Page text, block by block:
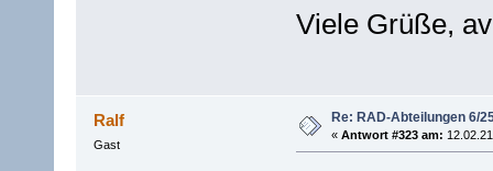
Viele Grüße,
Ralf
Gast
Re: RAD-Abteilungen 6/
« Antwort #323 am: